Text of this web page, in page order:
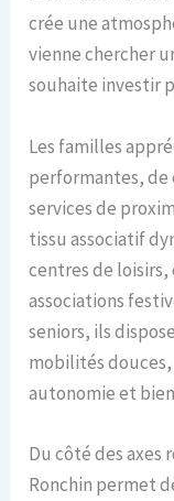
crée une
vienne chercher
souhaite investir
Les familles
performantes, de
services de
tissu associatif
centres de
associations
seniors, ils
mobilités
autonomie et
Du côté des
Ronchin permet